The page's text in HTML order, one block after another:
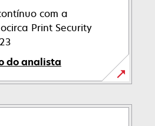
com a
Print Security
do analista